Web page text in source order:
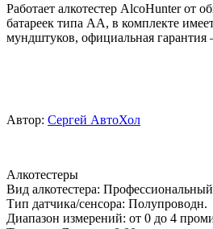
Работает алкотестер AlcoHunter от
батареек типа АА, в комплекте
мундштуков, официальная гарантия
Автор: Сергей АвтоХол
Алкотестеры
Вид алкотестера: Профессиональный
Тип датчика/сенсора: Полупроводн.
Диапазон измерений: от 0 до 4